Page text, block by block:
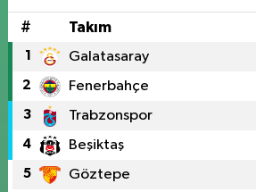
# Takım
1 Galatasaray
2 Fenerbahçe
3 Trabzonspor
4 Beşiktaş
5 Göztepe